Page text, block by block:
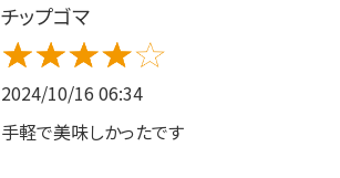
チップゴマ
2024/10/16 06:34
手軽で美味しかったです